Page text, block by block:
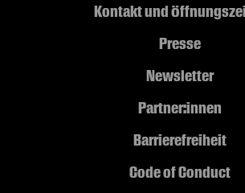
Kontakt und
Presse
Newsletter
Partner:innen
Barrierefreiheit
Code of Conduct